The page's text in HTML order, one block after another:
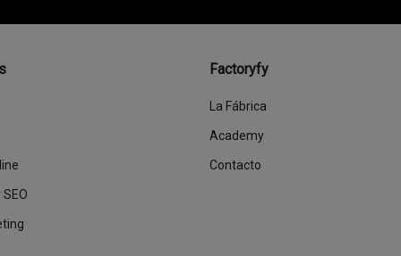
Factoryfy
La Fábrica
Academy
Contacto